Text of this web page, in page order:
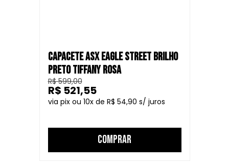
CAPACETE ASX EAGLE STREET BRILHO
PRETO TIFFANY ROSA
R$ 599,00
10
R$ 54,90
R$ 521,55
COMPRAR